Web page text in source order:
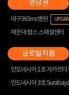
대구365mc병원
해운대 람스 스페셜센터
인도네시아 1호 자카르타
인도네시아 3호